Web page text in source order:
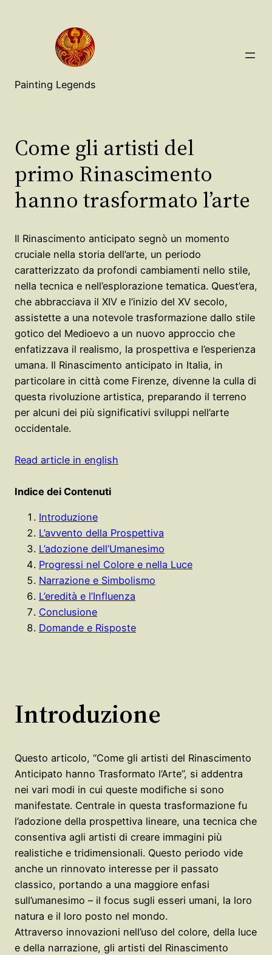
Painting Legends
Come gli artisti del
primo Rinascimento
hanno trasformato l’arte
Il Rinascimento anticipato segnò un momento
cruciale nella storia dell’arte, un periodo
caratterizzato da profondi cambiamenti nello stile,
nella tecnica e nell’esplorazione tematica. Quest’era,
che abbracciava il XIV e l’inizio del XV secolo,
assistette a una notevole trasformazione dallo stile
gotico del Medioevo a un nuovo approccio che
enfatizzava il realismo, la prospettiva e l’esperienza
umana. Il Rinascimento anticipato in Italia, in
particolare in città come Firenze, divenne la culla di
questa rivoluzione artistica, preparando il terreno
per alcuni dei più significativi sviluppi nell’arte
occidentale.
Read article in english
Indice dei Contenuti
Introduzione
L’avvento della Prospettiva
L’adozione dell’Umanesimo
Progressi nel Colore e nella Luce
Narrazione e Simbolismo
L’eredità e l’Influenza
Conclusione
Domande e Risposte
Introduzione
Questo articolo, “Come gli artisti del Rinascimento
Anticipato hanno Trasformato l’Arte”, si addentra
nei vari modi in cui queste modifiche si sono
manifestate. Centrale in questa trasformazione fu
l’adozione della prospettiva lineare, una tecnica che
consentiva agli artisti di creare immagini più
realistiche e tridimensionali. Questo periodo vide
anche un rinnovato interesse per il passato
classico, portando a una maggiore enfasi
sull’umanesimo – il focus sugli esseri umani, la loro
natura e il loro posto nel mondo.
Attraverso innovazioni nell’uso del colore, della luce
e della narrazione, gli artisti del Rinascimento